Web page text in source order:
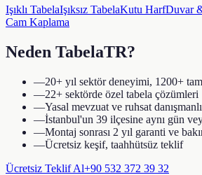
Işıklı TabelaIşıksız TabelaKutu HarfDuvar
Cam Kaplama
Neden TabelaTR?
—20+ yıl sektör deneyimi, 1200+
—22+ sektörde özel tabela çözümleri
—Yasal mevzuat ve ruhsat
—İstanbul'un 39 ilçesine aynı gün
—Montaj sonrası 2 yıl garanti ve
—Ücretsiz keşif, taahhütsüz teklif
Ücretsiz Teklif Al+90 532 372 39 32